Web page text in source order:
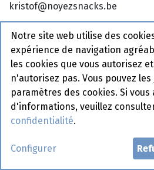
kristof@noyezsnacks.be
But du traitement des
Vos données personnelles sont
Noyez afin de:
vous contacter si vous avez
de contact.
vous envoyer des invitations
circuliares (si vous les
Notre site web utilise des
expérience de navigation
les cookies que vous autorisez
n'autorisez pas. Vous pouvez
paramètres des cookies. Si vous
d'informations, veuillez
confidentialité.
Configurer